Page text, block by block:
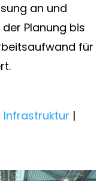
an und
Planung bis
für
Infrastruktur |